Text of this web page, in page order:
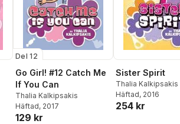
Del 12
Go Girl! #12 Catch Me
If You Can
Thalia Kalkipsakis
Häftad, 2017
129 kr
Sister Spirit
Thalia Kalkipsakis
Häftad, 2016
254 kr